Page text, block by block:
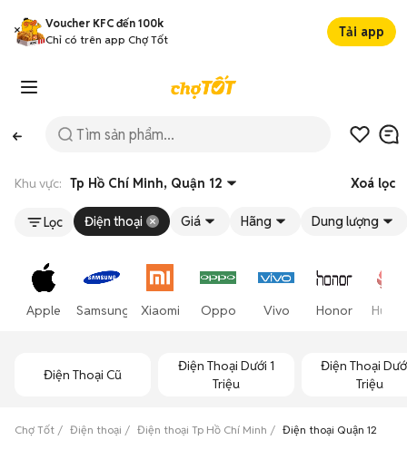
Voucher KFC đến 100k
Chỉ có trên app Chợ Tốt
Tải app
Khu vực: Tp Hồ Chí Minh, Quận 12 Xoá lọc
Lọc Điện thoại Giá Hãng Dung lượng
Apple Samsung Xiaomi Oppo Vivo Honor
Điện Thoại Cũ
Điện Thoại Dưới 1
Triệu
Điện Thoại
Triệu
Chợ Tốt Điện thoại Điện thoại Tp Hồ Chí Minh Điện thoại Quận 12